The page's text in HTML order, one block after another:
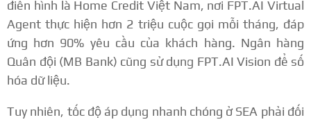
điển hình là Home Credit Việt Nam, nơi FPT.AI Virtual
Agent thực hiện hơn 2 triệu cuộc gọi mỗi tháng, đáp
ứng hơn 90% yêu cầu của khách hàng. Ngân hàng
Quân đội (MB Bank) cũng sử dụng FPT.AI Vision để số
hóa dữ liệu.
Tuy nhiên, tốc độ áp dụng nhanh chóng ở SEA phải đối